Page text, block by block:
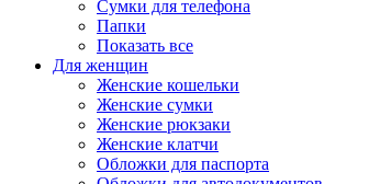
Сумки для телефона
Папки
Показать все
Для женщин
Женские кошельки
Женские сумки
Женские рюкзаки
Женские клатчи
Обложки для паспорта